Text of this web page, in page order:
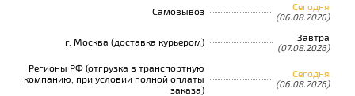
Самовывоз Сегодня
(06.08.2026)
г. Москва (доставка курьером) Завтра
(07.08.2026)
Регионы РФ (отгрузка в транспортную
компанию, при условии полной оплаты
заказа)
Сегодня
(06.08.2026)